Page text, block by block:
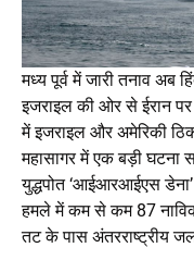
मध्य पूर्व में जारी तनाव
इजराइल की ओर से ईरान पर
में इजराइल और अमेरिकी
महासागर में एक बड़ी घटना
युद्धपोत ‘आईआरआईएस
हमले में कम से कम 87
तट के पास अंतरराष्ट्रीय